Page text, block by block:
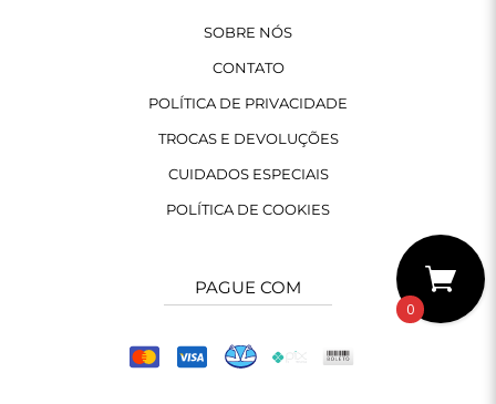
SOBRE NÓS
CONTATO
POLÍTICA DE PRIVACIDADE
TROCAS E DEVOLUÇÕES
CUIDADOS ESPECIAIS
POLÍTICA DE COOKIES
PAGUE COM
0